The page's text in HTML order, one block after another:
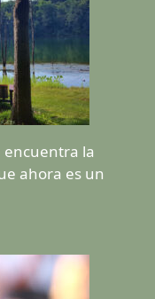
encuentra la
ahora es un